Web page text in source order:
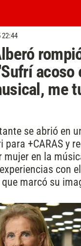
22:44
acoso
me
se abrió en
para +CARAS y
mujer en la
con
marcó su